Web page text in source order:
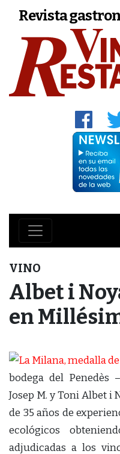
Revista
VINO
Albet i
en
bodega del Penedès
Josep M. y Toni Albet i
de 35 años de
ecológicos
adjudicadas a los